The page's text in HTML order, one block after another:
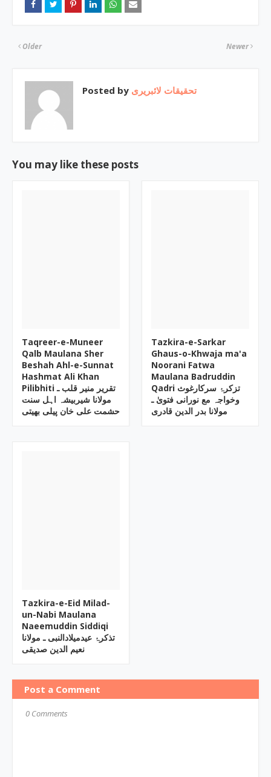
Newer
Older
Posted by تحقیقات لائبریری
You may like these posts
Taqreer-e-Muneer
Qalb Maulana Sher
Beshah Ahl-e-Sunnat
Hashmat Ali Khan
Pilibhiti تقریر منیر قلب ـ
مولانا شیربیشہ اہل سنت
حشمت علی خان پیلی بھیتی
Tazkira-e-Sarkar
Ghaus-o-Khwaja ma'a
Noorani Fatwa
Maulana Badruddin
Qadri تزکرۂ سرکارغوث
وخواجہ مع نورانی فتویٰ ـ
مولانا بدر الدین قادری
Tazkira-e-Eid Milad-
un-Nabi Maulana
Naeemuddin Siddiqi
تذکرۂ عیدمیلادالنبی ـ مولانا
نعیم الدین صدیقی
Post a Comment
0 Comments